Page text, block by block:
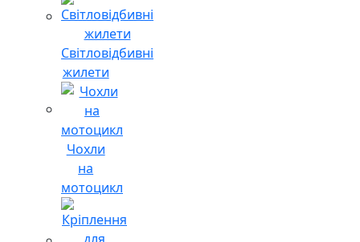
Світловідбивні
жилети
Чохли
на
мотоцикл